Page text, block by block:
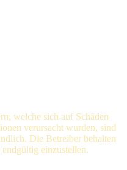
welche sich auf Schäden
verursacht wurden, sind
Die Betreiber behalten
einzustellen.